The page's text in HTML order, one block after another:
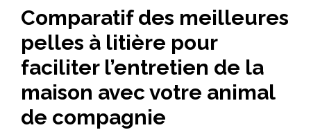
Comparatif des meilleures
pelles à litière pour
faciliter l’entretien de la
maison avec votre animal
de compagnie